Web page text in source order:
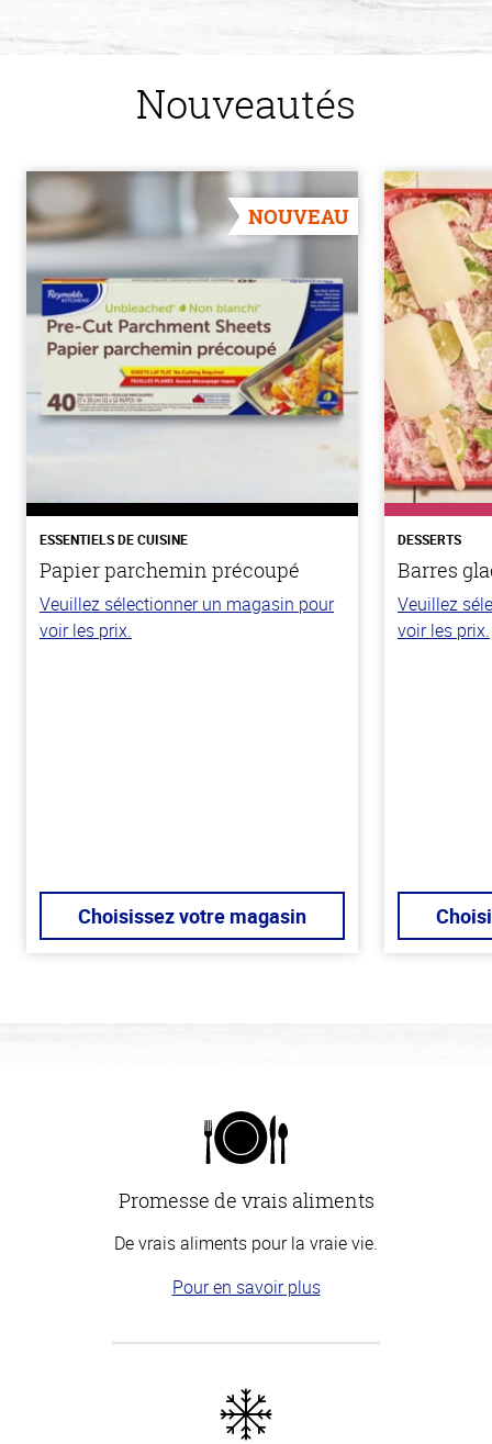
Nouveautés
NOUVEAU
ESSENTIELS DE CUISINE
Papier parchemin précoupé
Veuillez sélectionner un magasin pour
voir les prix.
Choisissez votre magasin
DESSERTS
Barres
Veuillez
voir les prix.
Promesse de vrais aliments
De vrais aliments pour la vraie vie.
Pour en savoir plus